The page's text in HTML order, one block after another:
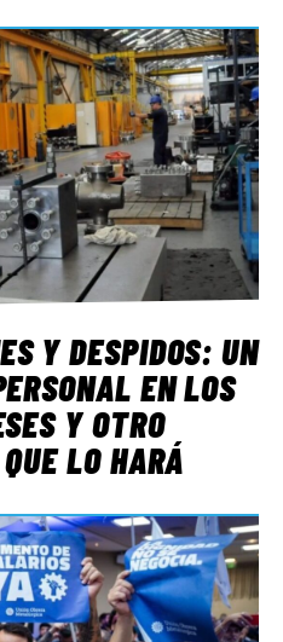
Y DESPIDOS: UN
EN LOS
Y OTRO
LO HARÁ